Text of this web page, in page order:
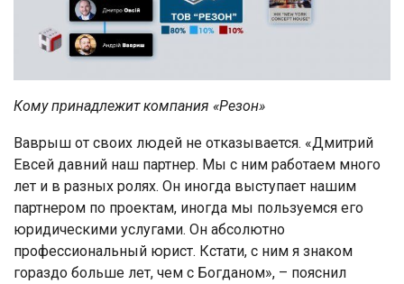
Кому принадлежит компания «Резон»
Ваврыш от своих людей не отказывается. «Дмитрий
Евсей давний наш партнер. Мы с ним работаем много
лет и в разных ролях. Он иногда выступает нашим
партнером по проектам, иногда мы пользуемся его
юридическими услугами. Он абсолютно
профессиональный юрист. Кстати, с ним я знаком
гораздо больше лет, чем с Богданом», – пояснил